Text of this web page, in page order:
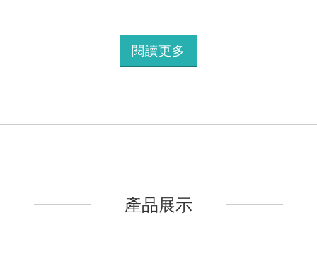
的印刷寬度：1250公釐薄層的最大寬度：1500公釐厚度：0.08公
釐、0.14公釐、0.3公釐、0.35公釐、0.4公釐、0.43公釐用途：平坦
閱讀更多
產品展示